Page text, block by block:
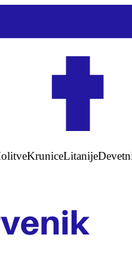
KruniceLitanije